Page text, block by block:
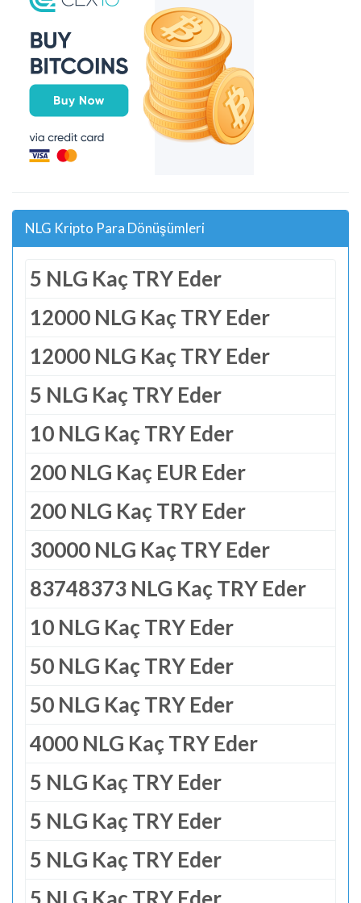
NLG Kripto Para Dönüşümleri
5 NLG Kaç TRY Eder
12000 NLG Kaç TRY Eder
12000 NLG Kaç TRY Eder
5 NLG Kaç TRY Eder
10 NLG Kaç TRY Eder
200 NLG Kaç EUR Eder
200 NLG Kaç TRY Eder
30000 NLG Kaç TRY Eder
83748373 NLG Kaç TRY Eder
10 NLG Kaç TRY Eder
50 NLG Kaç TRY Eder
50 NLG Kaç TRY Eder
4000 NLG Kaç TRY Eder
5 NLG Kaç TRY Eder
5 NLG Kaç TRY Eder
5 NLG Kaç TRY Eder